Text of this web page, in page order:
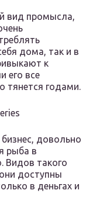
вид промысла,
дома, так и в
к
его все
тянется годами.
довольно
рыба в
Видов такого
доступны
в деньгах и